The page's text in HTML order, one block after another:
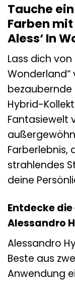
Tauche
Farben
Aless‘ In
Lass dich von
Wonderland“
bezaubernde
Hybrid-
Fantasiewelt
Farberlebnis,
strahlendes
deine
Entdecke
Alessandro
Alessandro
Beste aus
Anwendung